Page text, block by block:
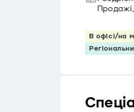
Продажі,
В офісі/на